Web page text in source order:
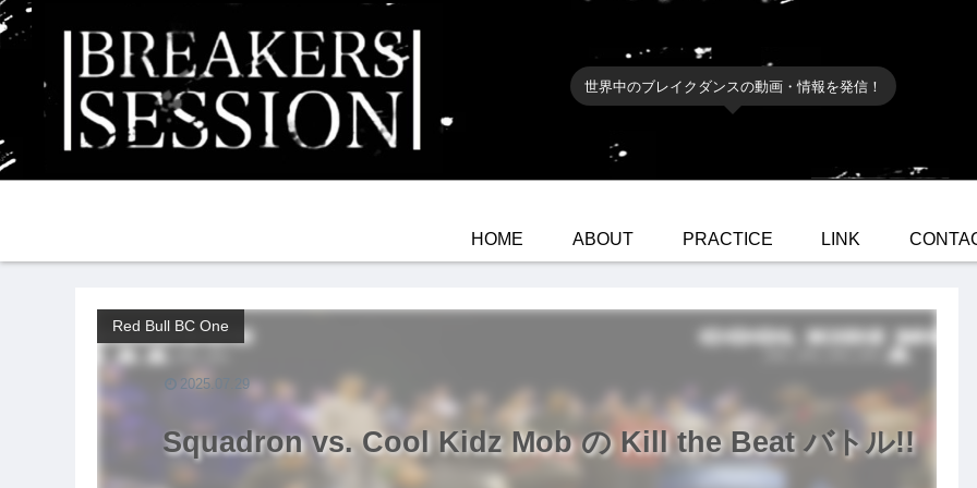
世界中のブレイクダンスの動画・情報を発信！
HOME ABOUT PRACTICE LINK
Squadron vs. Cool Kidz Mob の Kill the Beat バトル!!
Red Bull BC One
2025.07.29